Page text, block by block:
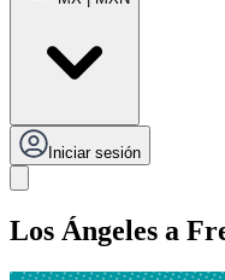
Iniciar sesión
Los Ángeles a